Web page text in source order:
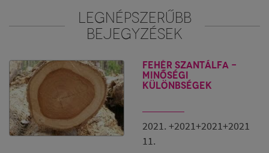
LEGNÉPSZERŰBB
BEJEGYZÉSEK
Fehér szantálfa -
minőségi
különbségek
2021. +2021+2021+2021
11.